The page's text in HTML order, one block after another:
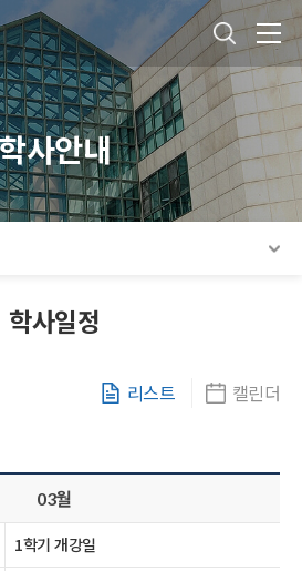
주메뉴 바로가기
본문내용 바로가기
푸터 바로가기 통합검색
사안내
학사일정
리스트 캘린더
03월
1학기 개강일